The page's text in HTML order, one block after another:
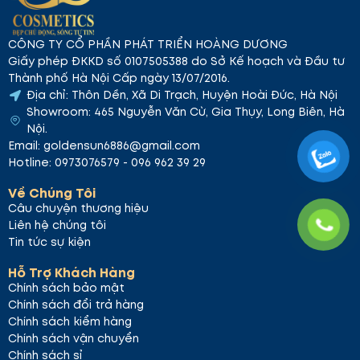
CÔNG TY CỔ PHẦN PHÁT TRIỂN HOÀNG DƯƠNG
Giấy phép ĐKKD số 0107505388 do Sở Kế hoạch và Đầu tư
Thành phố Hà Nội Cấp ngày 13/07/2016.
Địa chỉ: Thôn Dền, Xã Di Trạch, Huyện Hoài Đức, Hà Nội
Showroom: 465 Nguyễn Văn Cừ, Gia Thụy, Long Biên, Hà
Nội.
Email: goldensun6886@gmail.com
Hotline: 0973076579 - 096 962 39 29
Về Chúng Tôi
Câu chuyện thương hiệu
Liên hệ chúng tôi
Tin tức sự kiện
Hỗ Trợ Khách Hàng
Chính sách bảo mật
Chính sách đổi trả hàng
Chính sách kiểm hàng
Chính sách vận chuyển
Chính sách sỉ